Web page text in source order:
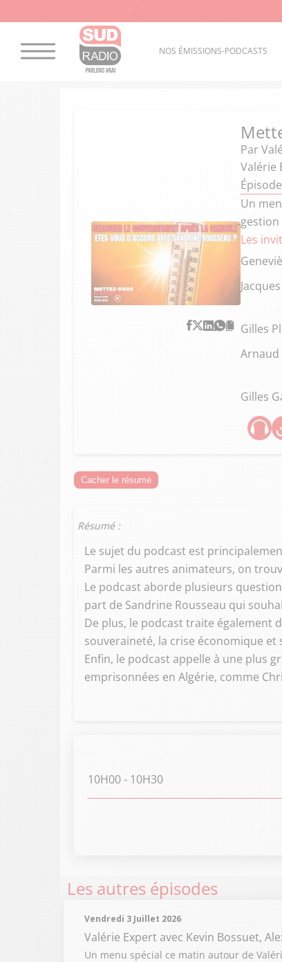
NOS ÉMISSIONS-PODCASTS
Par
Valérie
Un
gestion
Les
Gilles
Arnaud
Gilles
Cacher le résumé
Résumé :
Le sujet du podcast est
Parmi les autres animateurs, on
Le podcast aborde plusieurs
part de Sandrine Rousseau qui
De plus, le podcast traite également
souveraineté, la crise économique
Enfin, le podcast appelle à une plus
emprisonnées en Algérie, comme
10H00- 10H30
Les autres épisodes
Vendredi 3 Juillet 2026
Valérie Expertavec Kevin Bossuet,
Un menu spécial ce matin autour de